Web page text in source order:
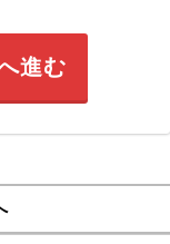
進む